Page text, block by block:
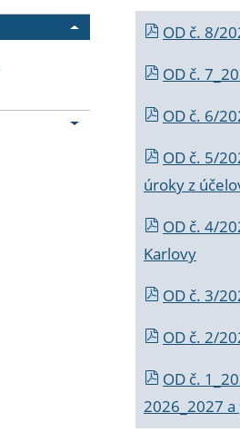
OD č. 8/
OD č.
OD č. 6/
OD č. 5/
úroky z
OD č. 4/
Karlovy
OD č. 3/
OD č. 2/
OD č.
2026_2027